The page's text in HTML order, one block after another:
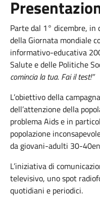
Parte dal 1° dicembre, in
della Giornata mondiale
informativo-educativa
Salute e delle Politiche
comincia la tua. Fai il test!”
L’obiettivo della
dell’attenzione della
problema Aids e in
popolazione
da giovani-adulti 30-
L’iniziativa di
televisivo, uno spot
quotidiani e periodici.